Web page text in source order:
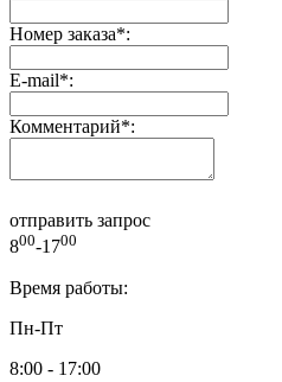
Номер заказа*:
E-mail*:
Комментарий*:
отправить запрос
800-1700
Время работы:
Пн-Пт
8:00 - 17:00